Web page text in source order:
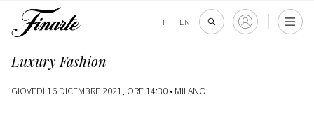
IT | EN
Luxury Fashion
GIOVEDÌ 16 DICEMBRE 2021, ORE 14:30 • MILANO